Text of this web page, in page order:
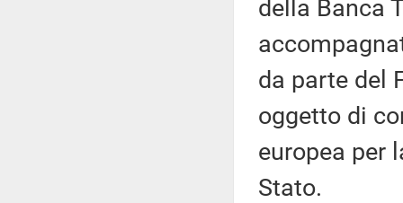
della Banca
da parte del
oggetto di
europea per
Stato.